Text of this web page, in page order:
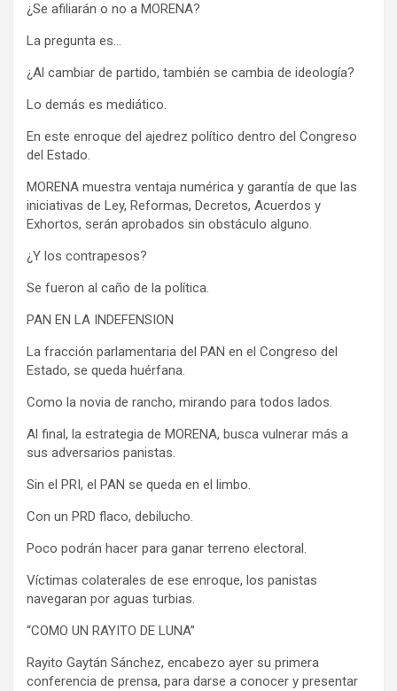
¿Se afiliarán o no a MORENA?
La pregunta es…
¿Al cambiar de partido, también se cambia de ideología?
Lo demás es mediático.
En este enroque del ajedrez político dentro del Congreso
del Estado.
MORENA muestra ventaja numérica y garantía de que las
iniciativas de Ley, Reformas, Decretos, Acuerdos y
Exhortos, serán aprobados sin obstáculo alguno.
¿Y los contrapesos?
Se fueron al caño de la política.
PAN EN LA INDEFENSION
La fracción parlamentaria del PAN en el Congreso del
Estado, se queda huérfana.
Como la novia de rancho, mirando para todos lados.
Al final, la estrategia de MORENA, busca vulnerar más a
sus adversarios panistas.
Sin el PRI, el PAN se queda en el limbo.
Con un PRD flaco, debilucho.
Poco podrán hacer para ganar terreno electoral.
Víctimas colaterales de ese enroque, los panistas
navegaran por aguas turbias.
“COMO UN RAYITO DE LUNA”
Rayito Gaytán Sánchez, encabezo ayer su primera
conferencia de prensa, para darse a conocer y presentar